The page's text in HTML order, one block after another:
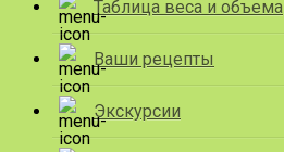
Таблица веса и объема
Ваши рецепты
Экскурсии